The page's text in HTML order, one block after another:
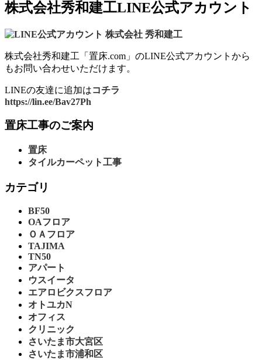
株式会社秀和建工LINE公式アカウント
株式会社秀和建工「置床.com」のLINE公式アカウントから
もお問い合わせいただけます。
LINEの友達に追加はコチラ
https://lin.ee/Bav27Ph
置床工事のご案内
置床
タイルカーペット工事
カテゴリ
BF50
OAフロア
ＯＡフロア
TAJIMA
TN50
アパート
ウスイータ
エアロビクスフロア
オトユカN
オフィス
クリニック
さいたま市大宮区
さいたま市浦和区